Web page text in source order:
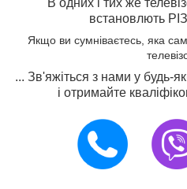
встановлють
Якщо ви сумніваєтесь, яка
... Зв'яжіться з нами у будь-
і отримайте